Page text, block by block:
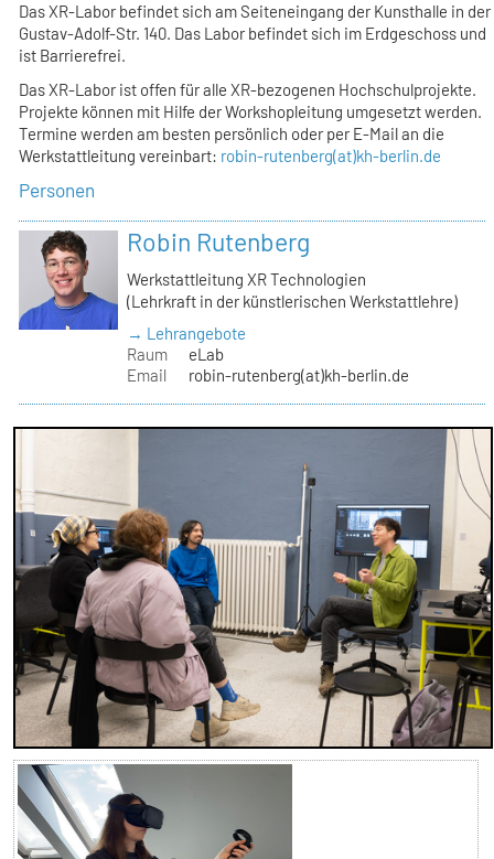
Das XR-Labor befindet sich am Seiteneingang der Kunsthalle in der
Gustav-Adolf-Str. 140. Das Labor befindet sich im Erdgeschoss und
ist Barrierefrei.
Das XR-Labor ist offen für alle XR-bezogenen Hochschulprojekte.
Projekte können mit Hilfe der Workshopleitung umgesetzt werden.
Termine werden am besten persönlich oder per E-Mail an die
Werkstattleitung vereinbart: robin-rutenberg(at)kh-berlin.de
Personen
Robin Rutenberg
Werkstattleitung XR Technologien
(Lehrkraft in der künstlerischen Werkstattlehre)
→ Lehrangebote
Raum
eLab
Email
robin-rutenberg(at)kh-berlin.de